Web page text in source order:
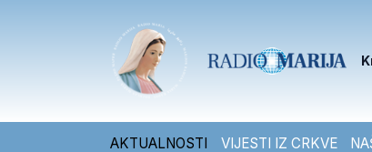
AKTUALNOSTI VIJESTI IZ CRKVE